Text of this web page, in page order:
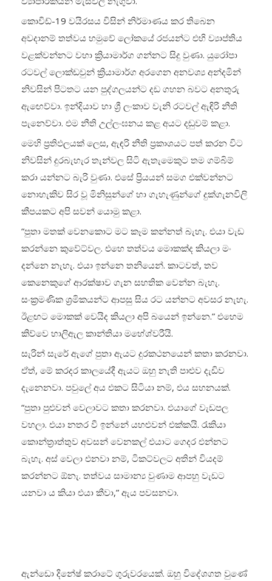
කොවිඩ්-19 වයිරසය විසින් නිර්මාණය කර තිබෙන
අවදානම් තත්වය හමුවේ ලෝකයේ රජයන්ට එහි ව්‍යාප්තිය
වළක්වන්නට වහා ක්‍රියාමාර්ග ගන්නට සිදු වුණා. යුරෝපා
රටවල් ලොක්ඩවුන් ක්‍රියාමාර්ග අරගෙන අනවශ්‍ය අන්දමින්
නිවසින් පිටතට යන පුද්ගලයන්ට දඩ ගහන බවට අනතුරු
ඇඟෙව්වා. ඉන්දියාව හා ශ්‍රී ලංකාව වැනි රටවල් ඇඳිරි නීති
පැනෙව්වා. එම නීති උල්ලංඝනය කළ අයට දඬුවම් කළා.
මෙහි ප්‍රතිඵලයක් ලෙස, ඇඳරි නීති ප්‍රකාශයට පත් කරන විට
නිවසින් දුරබැහැර තැන්වල සිටි ඇතැමෙකුට තම ගම්බිම්
කරා යන්නට බැරි වුණා. එසේ ප්‍රියයන් සමග එක්වන්නට
නොහැකිව සිර වූ මිනිසුන්ගේ හා ගැහැණුන්ගේ දුක්ගැනවිලි
කීපයකට අපි සවන් යොමු කළා.
“පුතා මතක් වෙනකොට මට කෑම කන්නත් බැහැ. එයා වැඩ
කරන්නෙ කුවේට්වල. එහෙ තත්වය මොකක්ද කියලා මං
දන්නෙ නැහැ. එයා ඉන්නෙ තනියෙන්. කාටවත්, තව
කෙනෙකුගේ ආරක්ෂාව ගැන සහතික වෙන්න බැහැ.
සංක්‍රමණික ශ්‍රමිකයන්ට ආපසු සිය රට යන්නට අවසර නැහැ.
ඊළඟට මොකක් වෙයිද කියලා අපි බයෙන් ඉන්නෙ.” එහෙම
කිව්වෙ හාලිඇල කාන්තියා මහේශ්වරීයි.
සැරින් සැරේ ඇගේ පුතා ඇයට දුරකථනයෙන් කතා කරනවා.
ඒත්, මේ කරදර කාලයේදී ඇයට ඔහු නැති පාළුව දැඩිව
දැනෙනවා. පවුලේ අය එකට සිටියා නම්, එය සහනයක්.
“පුතා පුළුවන් වෙලාවට කතා කරනවා. එයාගේ වැඩපල
වහලා. එයා නතර වී ඉන්නේ යහළුවන් එක්කයි. රැකියා
කොන්ත්‍රාත්තුව අවසන් වෙනකල් එයාට ගෙදර එන්නට
බැහැ. අස් වෙලා එනවා නම්, ටිකට්වලට අතින් වියදම්
කරන්නට ඕනැ. තත්වය සාමාන්‍ය වුණාම ආපහු වැඩට
යනවා ය කියා එයා කීවා,” ඇය පවසනවා.
ඇන්ඩො දිනේෂ් කරාටේ ගුරුවරයෙක්. ඔහු විදේශගත වුණේ